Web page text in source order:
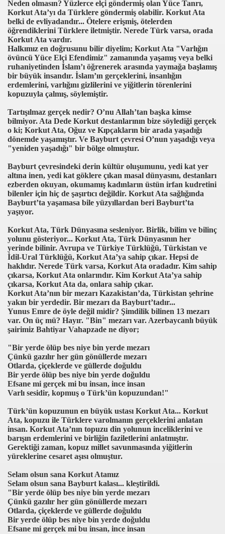
Neden olmasın? Yüzlerce elçi göndermiş olan Yüce Tanrı,
Korkut Ata’yı da Türklere göndermiş olabilir. Korkut Ata
belki de evliyadandır... Ötelere erişmiş, ötelerden
öğrendiklerini Türklere iletmiştir. Nerede Türk varsa, orada
Korkut Ata vardır.
Halkımız en doğrusunu bilir diyelim; Korkut Ata "Varlığın
övüncü Yüce Elçi Efendimiz" zamanında yaşamış veya belki
ruhaniyetinden İslam’ı öğrenerek arasında yaymağa başlamış
bir büyük insandır. İslam’ın gerçeklerini, insanlığın
erdemlerini, varlığını gizlilerini ve yiğitlerin törenlerini
kopuzuyla çalmış, söylemiştir.
Tartışılmaz gerçek nedir? O’nu Allah’tan başka kimse
bilmiyor. Ata Dede Korkut destanlarının bize söylediği gerçek
o ki; Korkut Ata, Oğuz ve Kıpçakların bir arada yaşadığı
dönemde yaşamıştır. Ve Bayburt çevresi O’nun yaşadığı veya
"yeniden yaşadığı" bir bölge olmuştur.
Bayburt çevresindeki derin kültür oluşumunu, yedi kat yer
altına inen, yedi kat göklere çıkan masal dünyasını, destanları
ezberden okuyan, okumamış kadınların üstün irfan kudretini
bilenler için hiç de şaşırtıcı değildir. Korkut Ata sağlığında
Bayburt’ta yaşamasa bile yüzyıllardan beri Bayburt’ta
yaşıyor.
Korkut Ata, Türk Dünyasına sesleniyor. Birlik, bilim ve bilinç
yolunu gösteriyor... Korkut Ata, Türk Dünyasının her
yerinde bilinir. Avrupa ve Türkiye Türklüğü, Türkistan ve
İdil-Ural Türklüğü, Korkut Ata’ya sahip çıkar. Hepsi de
haklıdır. Nerede Türk varsa, Korkut Ata oradadır. Kim sahip
çıkarsa, Korkut Ata onlarındır. Kim Korkut Ata’ya sahip
çıkarsa, Korkut Ata da, onlara sahip çıkar.
Korkut Ata’nın bir mezarı Kazakistan’da, Türkistan şehrine
yakın bir yerdedir. Bir mezarı da Bayburt’tadır...
Yunus Emre de öyle değil midir? Şimdilik bilinen 13 mezarı
var. On üç mü? Hayır. "Bin" mezarı var. Azerbaycanlı büyük
şairimiz Bahtiyar Vahapzade ne diyor;
"Bir yerde ölüp bes niye bin yerde mezarı
Çünkü gazılır her gün gönüllerde mezarı
Otlarda, çiçeklerde ve güllerde doğuldu
Bir yerde ölüp bes niye bin yerde doğuldu
Efsane mi gerçek mi bu insan, ince insan
Varlı sesidir, kopmuş o Türk’ün kopuzundan!"
Türk’ün kopuzunun en büyük ustası Korkut Ata... Korkut
Ata, kopuzu ile Türklere varolmanın gerçeklerini anlatan
insan. Korkut Ata’nın topuzu din yolunun inceliklerini ve
barışın erdemlerini ve birliğin faziletlerini anlatmıştır.
Gerektiği zaman, kopuz millet savunmasında yiğitlerin
yüreklerine cesaret aşısı olmuştur.
Selam olsun sana Korkut Atamız
Selam olsun sana Bayburt kalası... kleştirildi.
"Bir yerde ölüp bes niye bin yerde mezarı
Çünkü gazılır her gün gönüllerde mezarı
Otlarda, çiçeklerde ve güllerde doğuldu
Bir yerde ölüp bes niye bin yerde doğuldu
Efsane mi gerçek mi bu insan, ince insan